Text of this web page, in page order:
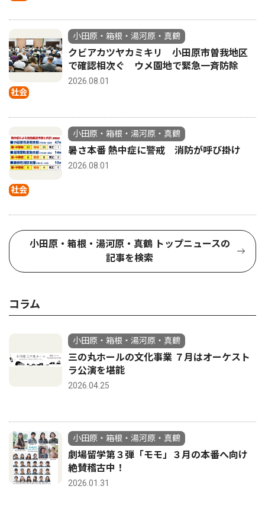
社会
小田原・箱根・湯河原・真鶴
クビアカツヤカミキリ 小田原市曽我地区
で確認相次ぐ ウメ園地で緊急一斉防除
2026.08.01
社会
小田原・箱根・湯河原・真鶴
暑さ本番 熱中症に警戒 消防が呼び掛け
2026.08.01
小田原・箱根・湯河原・真鶴 トップニュースの
記事を検索
コラム
小田原・箱根・湯河原・真鶴
三の丸ホールの文化事業 ７月はオーケスト
ラ公演を堪能
2026.04.25
小田原・箱根・湯河原・真鶴
劇場留学第３弾「モモ」３月の本番へ向け
絶賛稽古中！
2026.01.31